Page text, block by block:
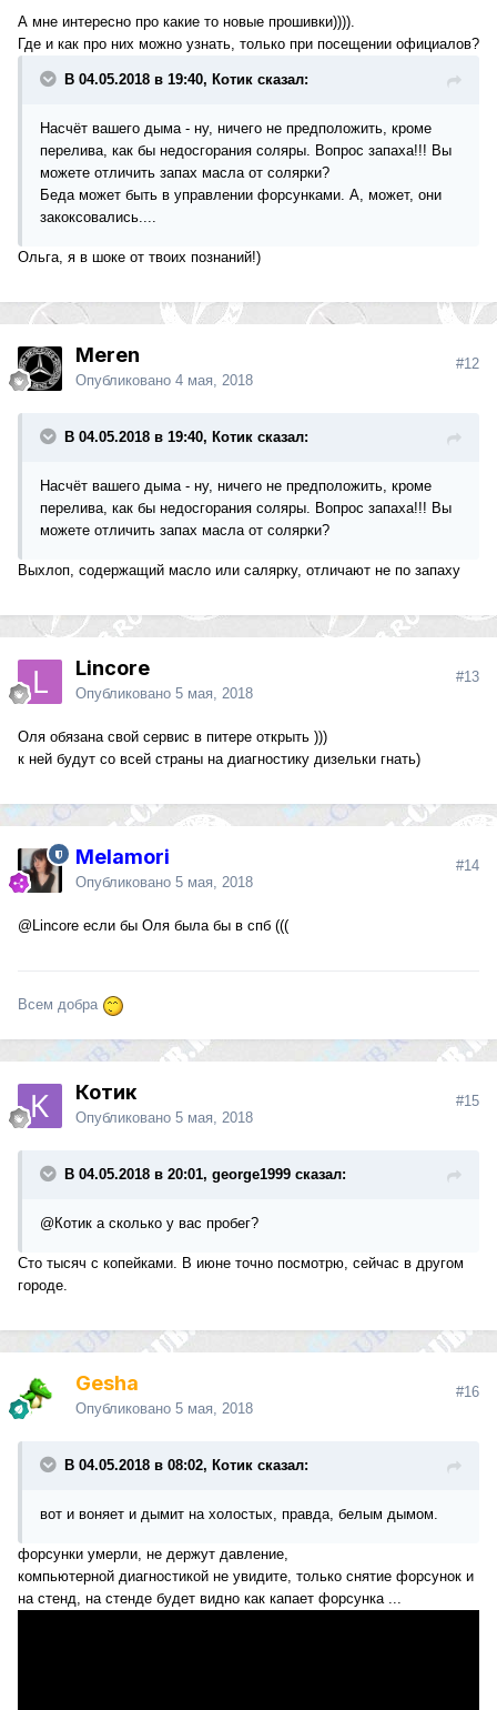
А мне интересно про какие то новые прошивки)))).
Где и как про них можно узнать, только при посещении официалов?
В 04.05.2018 в 19:40, Котик сказал:
Насчёт вашего дыма - ну, ничего не предположить, кроме
перелива, как бы недосгорания соляры. Вопрос запаха!!! Вы
можете отличить запах масла от солярки?
Беда может быть в управлении форсунками. А, может, они
закоксовались....
Ольга, я в шоке от твоих познаний!)
Merеn
Опубликовано 4 мая, 2018
#12
В 04.05.2018 в 19:40, Котик сказал:
Насчёт вашего дыма - ну, ничего не предположить, кроме
перелива, как бы недосгорания соляры. Вопрос запаха!!! Вы
можете отличить запах масла от солярки?
Выхлоп, содержащий масло или салярку, отличают не по запаху
Lincore
Опубликовано 5 мая, 2018
#13
Оля обязана свой сервис в питере открыть )))
к ней будут со всей страны на диагностику дизельки гнать)
Melamori
Опубликовано 5 мая, 2018
#14
@Lincore если бы Оля была бы в спб (((
Всем добра
Котик
Опубликовано 5 мая, 2018
#15
В 04.05.2018 в 20:01, george1999 сказал:
@Котик а сколько у вас пробег?
Сто тысяч с копейками. В июне точно посмотрю, сейчас в другом
городе.
Gesha
Опубликовано 5 мая, 2018
#16
В 04.05.2018 в 08:02, Котик сказал:
вот и воняет и дымит на холостых, правда, белым дымом.
форсунки умерли, не держут давление,
компьютерной диагностикой не увидите, только снятие форсунок и
на стенд, на стенде будет видно как капает форсунка ...